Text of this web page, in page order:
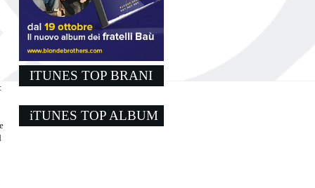
ITUNES TOP BRANI
iTUNES TOP ALBUM
: